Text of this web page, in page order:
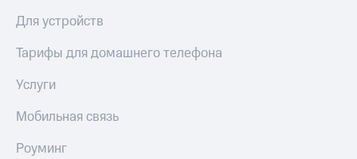
Еврооблигации-2023
о
Другое
Для устройств
Тарифы для домашнего телефона
Услуги
Мобильная связь
Роуминг